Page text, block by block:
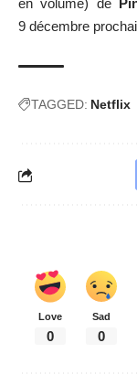
en volume) de
9 décembre
TAGGED: Netflix
Love
0
Sad
0